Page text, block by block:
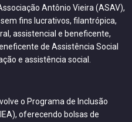
Antônio Vieira (ASAV),
fins lucrativos, filantrópica,
assistencial e beneficente,
de Assistência Social
e assistência social.
o Programa de Inclusão
oferecendo bolsas de